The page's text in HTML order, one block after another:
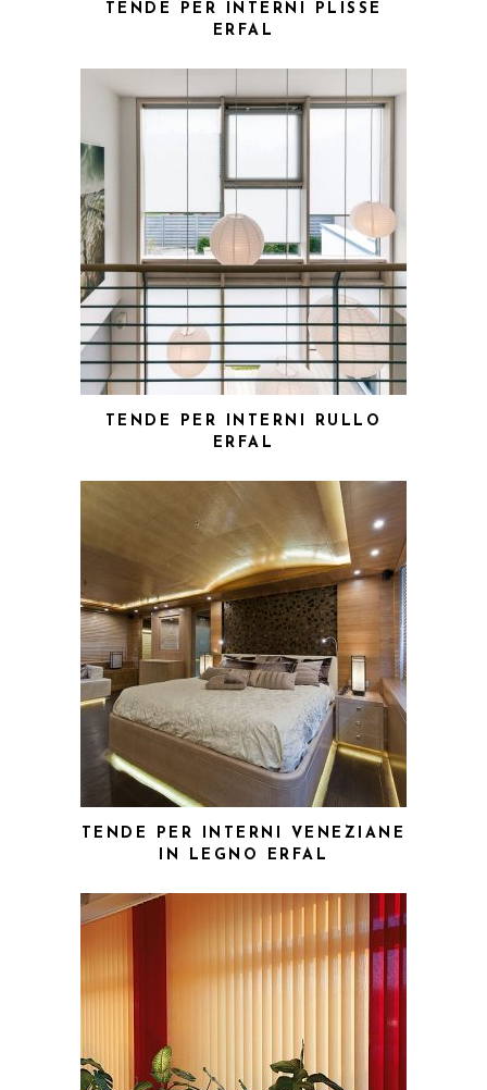
TENDE PER INTERNI PLISSÈ
ERFAL
TENDE PER INTERNI RULLO
ERFAL
TENDE PER INTERNI VENEZIANE
IN LEGNO ERFAL